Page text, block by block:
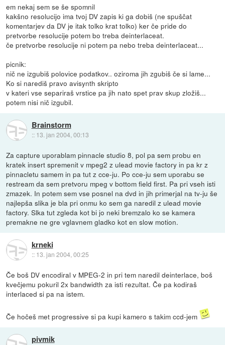
em nekaj sem se še spomnil
kakšno resolucijo ima tvoj DV zapis ki ga dobiš (ne spuščat
komentarjev da DV je itak tolko krat tolko) ker če pride do
pretvorbe resolucije potem bo treba deinterlaceat.
če pretvorbe resolucije ni potem pa nebo treba deinterlaceat...
picnik:
nič ne izgubiš polovice podatkov.. oziroma jih zgubiš če si lame...
Ko si narediš pravo avisynth skripto
v kateri vse separiraš vrstice pa jih nato spet prav skup zložiš...
potem nisi nič izgubil.
Brainstorm
:: 13. jan 2004, 00:13
Za capture uporablam pinnacle studio 8, pol pa sem probu en
kratek insert spremenit v mpeg2 z ulead movie factory in pa kr z
pinnacletu samem in pa tut z cce-ju. Po cce-ju sem uporabu se
restream da sem pretvoru mpeg v bottom field first. Pa pri vseh isti
zmazek. In potem sem vse posnel na dvd in jih primerjal na tv-ju še
najlepša slika je bla pri onmu ko sem ga naredil z ulead movie
factory. Slka tut zgleda kot bi jo neki bremzalo ko se kamera
premakne ne gre vglavnem gladko kot en slow motion.
krneki
:: 13. jan 2004, 00:25
Če boš DV encodiral v MPEG-2 in pri tem naredil deinterlace, boš
kvečjemu pokuril 2x bandwidth za isti rezultat. Če pa kodiraš
interlaced si pa na istem.
Če hočeš met progressive si pa kupi kamero s takim ccd-jem
pivmik